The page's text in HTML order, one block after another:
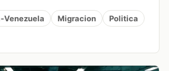
Venezuela Migracion
Politica